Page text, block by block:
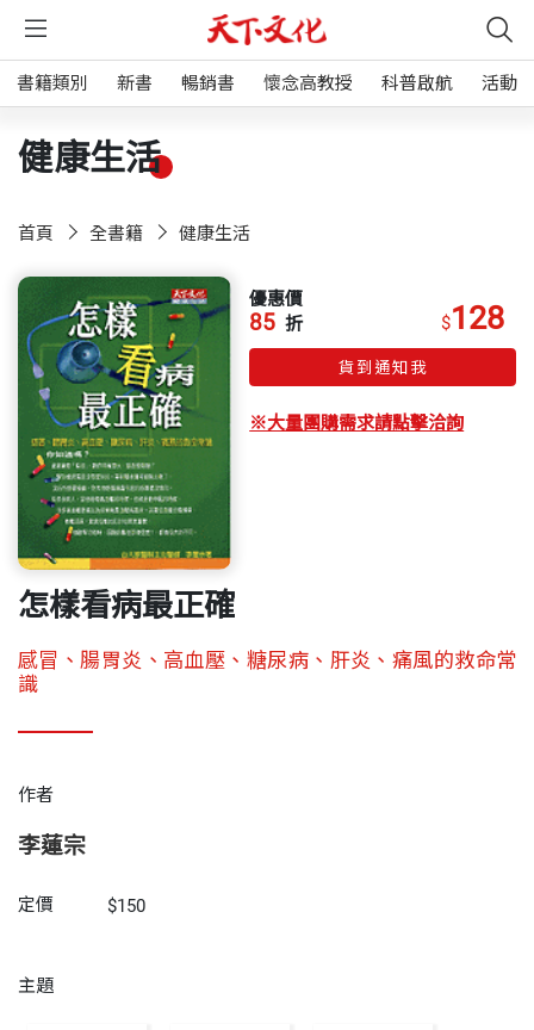
書籍類別 新書 暢銷書 懷念高教授 科普啟航 活動
健康生活
首頁 全書籍 健康生活
優惠價
85 折 $128
貨到通知我
※大量團購需求請點擊洽詢
怎樣看病最正確
感冒、腸胃炎、高血壓、糖尿病、肝炎、痛風的救命常
識
作者
李蓮宗
定價 $150
主題